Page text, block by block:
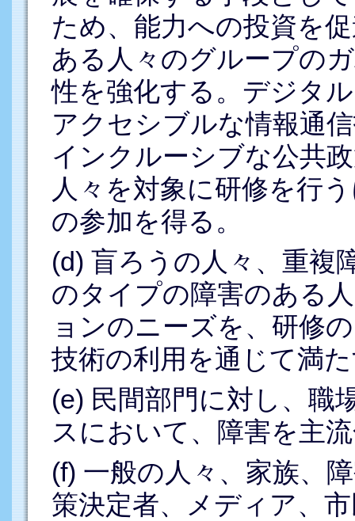
ため、能力への投資を
ある人々のグループの
性を強化する。デジタ
アクセシブルな情報通
インクルーシブな公共
人々を対象に研修を行
の参加を得る。
(d) 盲ろうの人々、重複
のタイプの障害のある
ョンのニーズを、研修
技術の利用を通じて満
(e) 民間部門に対し、職
スにおいて、障害を主
(f) 一般の人々、家族、
策決定者、メディア、